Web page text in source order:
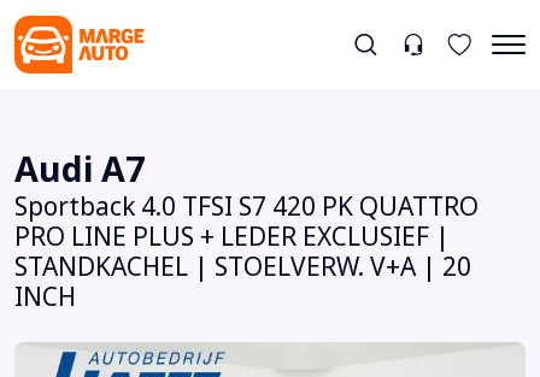
Audi A7
Sportback 4.0 TFSI S7 420 PK QUATTRO
PRO LINE PLUS + LEDER EXCLUSIEF |
STANDKACHEL | STOELVERW. V+A | 20
INCH